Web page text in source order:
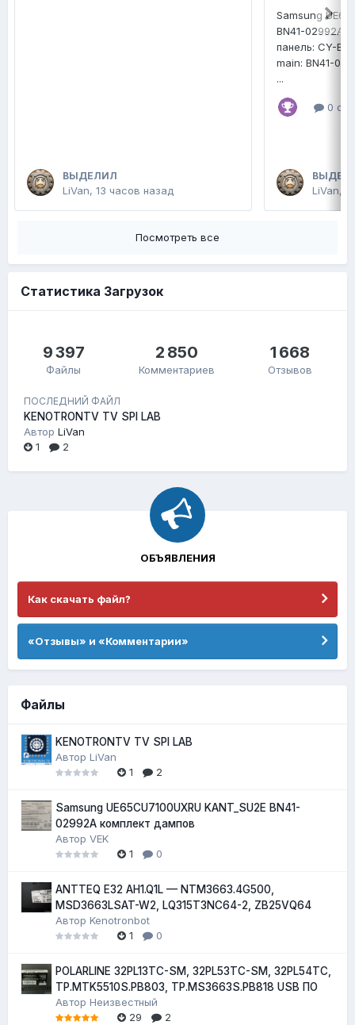
ВЫДЕЛИЛ
LiVan, 13 часов назад
Samsung
BN41-02992A
панель: CY-
main: BN41-
...
0
LiVan,
Посмотреть все
Статистика Загрузок
9 397
Файлы
2 850
Комментариев
1 668
Отзывов
ПОСЛЕДНИЙ ФАЙЛ
KENOTRONTV TV SPI LAB
Автор LiVan
1
2
ОБЪЯВЛЕНИЯ
Как скачать файл?
«Отзывы» и «Комментарии»
Файлы
KENOTRONTV TV SPI LAB
Автор LiVan
1
2
Samsung UE65CU7100UXRU KANT_SU2E BN41-
02992A комплект дампов
Автор VEK
1
0
ANTTEQ E32 AH1.Q1L — NTM3663.4G500,
MSD3663LSAT-W2, LQ315T3NC64-2, ZB25VQ64
Автор Kenotronbot
1
0
POLARLINE 32PL13TC-SM, 32PL53TC-SM, 32PL54TC,
TP.MTK5510S.PB803, TP.MS3663S.PB818 USB ПО
Автор Неизвестный
29
2